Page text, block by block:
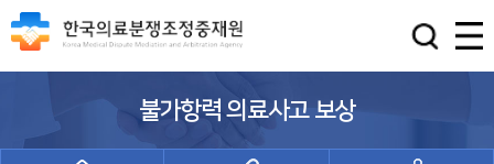
불가항력 의료사고 보상